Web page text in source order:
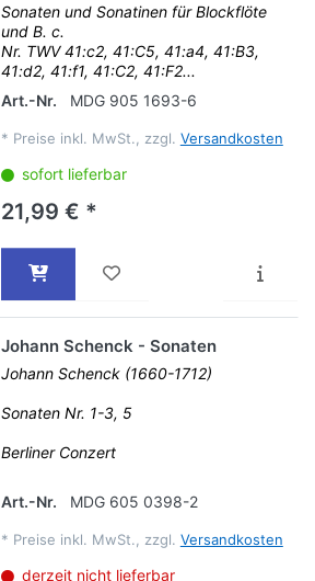
Sonaten und Sonatinen für Blockflöte
und B. c.
Nr. TWV 41:c2, 41:C5, 41:a4, 41:B3,
41:d2, 41:f1, 41:C2, 41:F2...
Art.-Nr.
MDG 905 1693-6
* Preise inkl. MwSt., zzgl. Versandkosten
sofort lieferbar
21,99 € *
Johann Schenck - Sonaten
Johann Schenck (1660-1712)
Sonaten Nr. 1-3, 5
Berliner Conzert
Art.-Nr. MDG 605 0398-2
* Preise inkl. MwSt., zzgl. Versandkosten
derzeit nicht lieferbar